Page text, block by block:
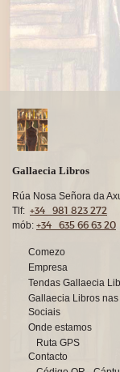
Gallaecia Libros
Rúa Nosa Señora da
Tlf: +34 981 823 272
mób: +34 635 66 63 20
Comezo
Empresa
Tendas Gallaecia
Gallaecia Libros
Sociais
Onde estamos
Ruta GPS
Contacto